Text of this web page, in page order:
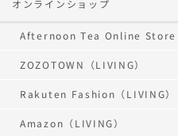
オンラインショップ
Afternoon Tea Online Store
ZOZOTOWN（LIVING）
Rakuten Fashion（LIVING）
Amazon（LIVING）